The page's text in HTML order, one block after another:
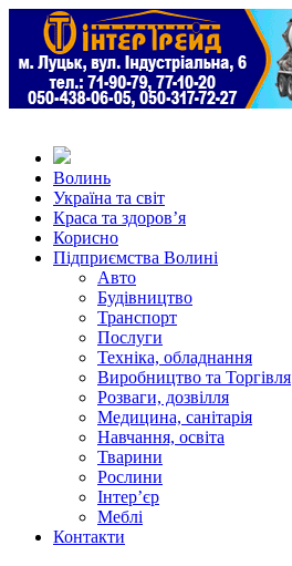
Волинь
Україна та світ
Краса та здоров’я
Корисно
Підприємства Волині
Авто
Будівництво
Транспорт
Послуги
Техніка, обладнання
Виробництво та Торгівля
Розваги, дозвілля
Медицина, санітарія
Навчання, освіта
Тварини
Рослини
Інтер’єр
Меблі
Контакти